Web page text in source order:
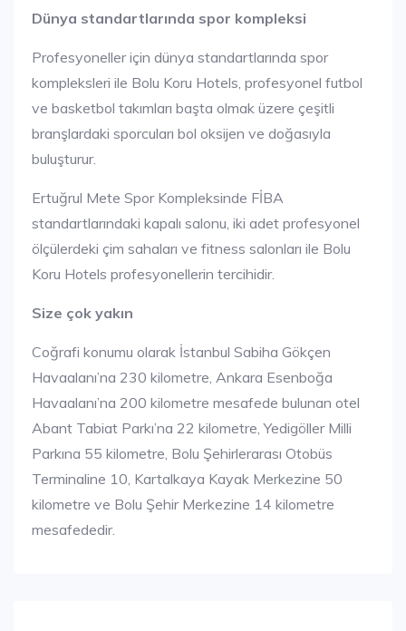
Dünya standartlarında spor kompleksi
Profesyoneller için dünya standartlarında spor
kompleksleri ile Bolu Koru Hotels, profesyonel futbol
ve basketbol takımları başta olmak üzere çeşitli
branşlardaki sporcuları bol oksijen ve doğasıyla
buluşturur.
Ertuğrul Mete Spor Kompleksinde FİBA
standartlarındaki kapalı salonu, iki adet profesyonel
ölçülerdeki çim sahaları ve fitness salonları ile Bolu
Koru Hotels profesyonellerin tercihidir.
Size çok yakın
Coğrafi konumu olarak İstanbul Sabiha Gökçen
Havaalanı’na 230 kilometre, Ankara Esenboğa
Havaalanı’na 200 kilometre mesafede bulunan otel
Abant Tabiat Parkı’na 22 kilometre, Yedigöller Milli
Parkına 55 kilometre, Bolu Şehirlerarası Otobüs
Terminaline 10, Kartalkaya Kayak Merkezine 50
kilometre ve Bolu Şehir Merkezine 14 kilometre
mesafededir.